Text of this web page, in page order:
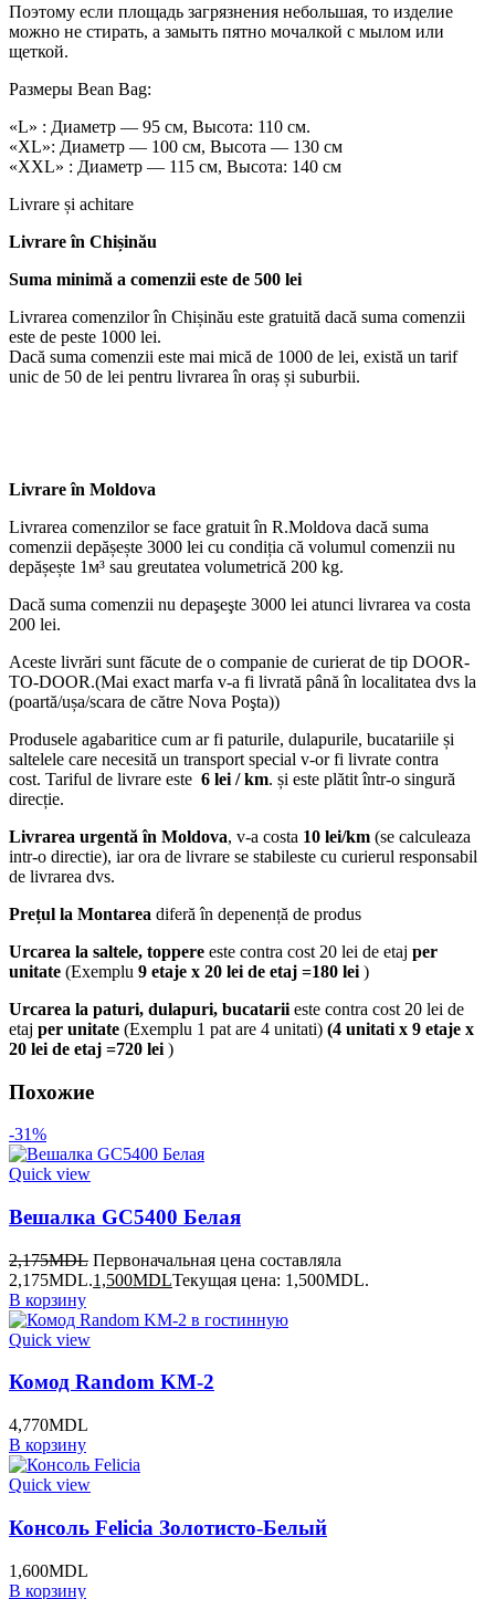
Поэтому если площадь загрязнения небольшая, то изделие
можно не стирать, а замыть пятно мочалкой с мылом или
щеткой.
Размеры Bean Bag:
«L» : Диаметр — 95 см, Высота: 110 см.
«XL»: Диаметр — 100 см, Высота — 130 см
«XXL» : Диаметр — 115 см, Высота: 140 см
Livrare și achitare
Livrareîn Chișinău
Suma minimă a comenzii este de 500 lei
Livrarea comenzilor în Chișinău este gratuită dacă suma comenzii
este de peste 1000 lei.
Dacă suma comenzii este mai mică de 1000 de lei, există un tarif
unic de 50 de lei pentru livrarea în oraș și suburbii.
Livrare în Moldova
Livrarea comenzilor se face gratuit în R.Moldova dacă suma
comenzii depășește 3000 lei cu condiția că volumul comenzii nu
depășește 1м³ sau greutatea volumetrică 200 kg.
Dacă suma comenzii nu depaşeşte 3000 lei atunci livrarea va costa
200 lei.
Aceste livrări sunt făcute de o companie de curierat de tip DOOR-
TO-DOOR.(Mai exact marfa v-a fi livrată până în localitatea dvs la
(poartă/ușa/scara de către Nova Poşta))
Produsele agabaritice cum ar fi paturile, dulapurile, bucatariile și
saltelele care necesită un transport special v-or fi livrate contra
cost. Tariful de livrare este 6 lei / km. și este plătit într-o singură
direcție.
Livrarea urgentă în Moldova, v-a costa 10 lei/km (se calculeaza
intr-o directie), iar ora de livrare se stabileste cu curierul responsabil
de livrarea dvs.
Prețul la Montarea diferă în depenență de produs
Urcarea la saltele, toppere este contra cost 20 lei de etaj per
unitate (Exemplu 9 etaje x 20 lei de etaj =180 lei )
Urcarea la paturi, dulapuri, bucatarii este contra cost 20 lei de
etaj per unitate (Exemplu 1 pat are 4 unitati) (4 unitati x 9 etaje x
20 lei de etaj =720 lei )
Похожие
-31%
Quick view
Вешалка GC5400 Белая
2,175MDL Первоначальная цена составляла
2,175MDL.1,500MDLТекущая цена: 1,500MDL.
В корзину
Quick view
Комод Random KM-2
4,770MDL
В корзину
Quick view
Консоль Felicia Золотисто-Белый
1,600MDL
В корзину